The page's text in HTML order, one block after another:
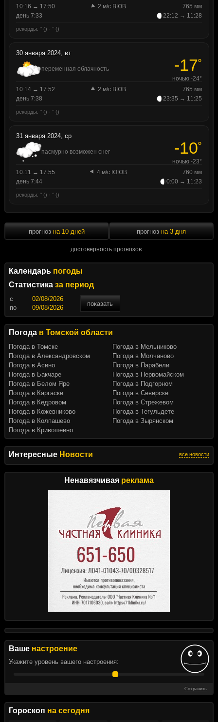
Интересные Новости все новости
Ненавязчивая реклама
Ваше настроение
Укажите уровень вашего настроения:
Сохранить
Гороскоп на сегодня
10:16 → 17:50
2 м/с ВЮВ
765 мм
день 7:33
22:12 → 11:28
рекорды: ° () · ° ()
30 января 2024, вт
переменная облачность -17°
ночью -24°
10:14 → 17:52
2 м/с ВЮВ
765 мм
день 7:38
23:35 → 11:25
рекорды: ° () · ° ()
31 января 2024, ср
пасмурно возможен снег -10°
ночью -23°
10:11 → 17:55
4 м/с ЮЮВ
760 мм
день 7:44
0:00 → 11:23
рекорды: ° () · ° ()
прогноз на 10 дней
достоверность прогнозов
прогноз на 3 дня
Календарь погоды
Статистика за период
c
показать
по
Погода в Томской области
Погода в Томске
Погода в Александровском
Погода в Асино
Погода в Бакчаре
Погода в Белом Яре
Погода в Каргаске
Погода в Кедровом
Погода в Кожевниково
Погода в Колпашево
Погода в Кривошеино
Погода в Мельниково
Погода в Молчаново
Погода в Парабели
Погода в Первомайском
Погода в Подгорном
Погода в Северске
Погода в Стрежевом
Погода в Тегульдете
Погода в Зырянском